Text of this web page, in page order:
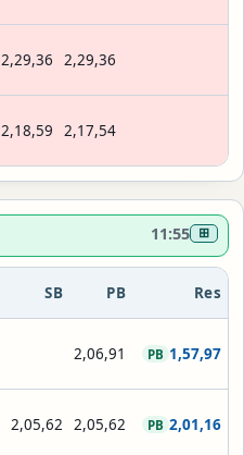
2,29,36 2,29,36
2,18,59 2,17,54
11:55 ⊞
SB PB Res
2,06,91 1,57,97
PB
2,05,62 2,05,62 2,01,16
PB